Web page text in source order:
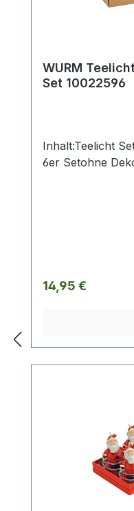
WURM
Set 10022596
Inhalt:Teelicht
6er Setohne
Regulärer Preis:
14,95 €